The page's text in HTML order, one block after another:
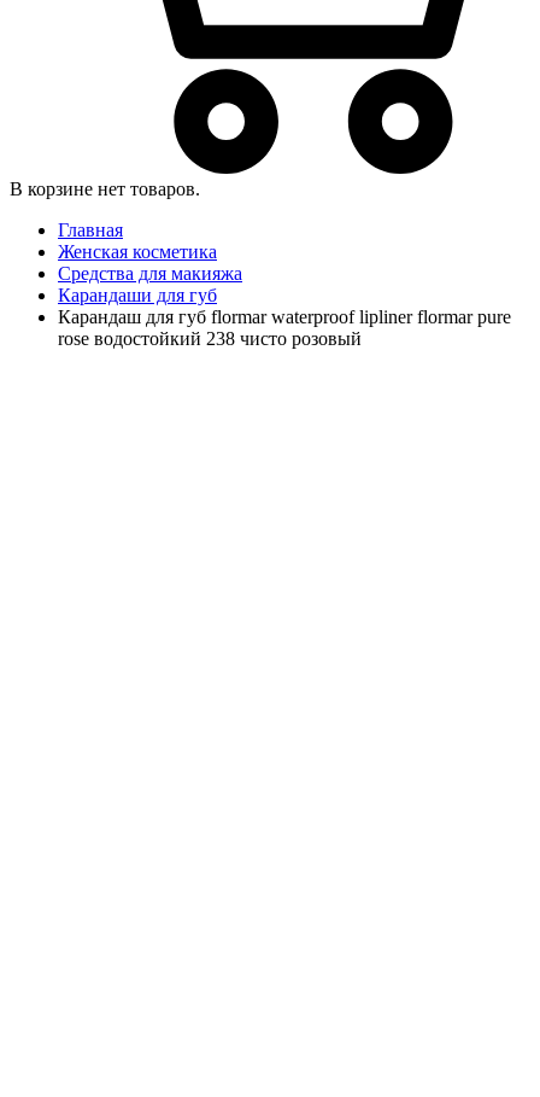
В корзине нет товаров.
Главная
Женская косметика
Средства для макияжа
Карандаши для губ
Карандаш для губ flormar waterproof lipliner flormar pure
rose водостойкий 238 чисто розовый